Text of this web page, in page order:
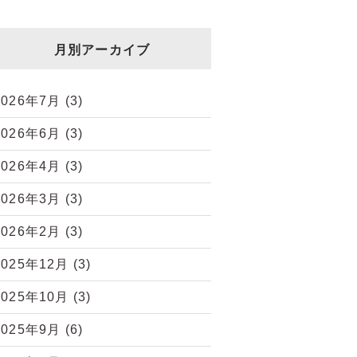
月別アーカイブ
年7月 (3)
年6月 (3)
年4月 (3)
年3月 (3)
年2月 (3)
年12月 (3)
年10月 (3)
年9月 (6)